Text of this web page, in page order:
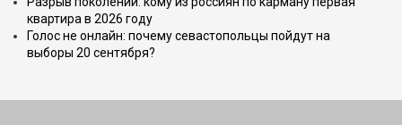
квартира в 2026 году
Голос не онлайн: почему севастопольцы пойдут на
выборы 20 сентября?